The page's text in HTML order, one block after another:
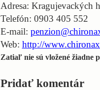
Adresa: Kragujevackých
Telefón: 0903 405 552
E-mail:
Web: http://
Zatiaľ nie sú vložené žiadne
Pridať komentár